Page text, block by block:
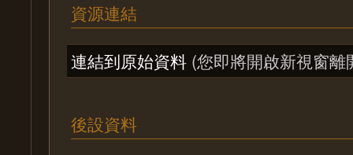
資源連結
連結到原始資料 (您即將開啟新視窗離
後設資料